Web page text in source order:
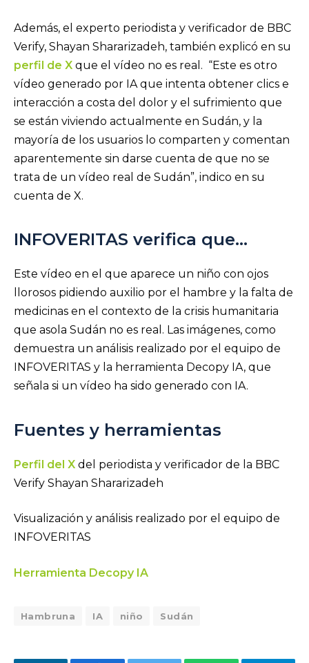
Además, el experto periodista y verificador de BBC
Verify, Shayan Shararizadeh, también explicó en su
perfil de X que el vídeo no es real. “Este es otro
vídeo generado por IA que intenta obtener clics e
interacción a costa del dolor y el sufrimiento que
se están viviendo actualmente en Sudán, y la
mayoría de los usuarios lo comparten y comentan
aparentemente sin darse cuenta de que no se
trata de un vídeo real de Sudán”, indico en su
cuenta de X.
INFOVERITAS verifica que…
Este vídeo en el que aparece un niño con ojos
llorosos pidiendo auxilio por el hambre y la falta de
medicinas en el contexto de la crisis humanitaria
que asola Sudán no es real. Las imágenes, como
demuestra un análisis realizado por el equipo de
INFOVERITAS y la herramienta Decopy IA, que
señala si un vídeo ha sido generado con IA.
Fuentes y herramientas
Perfil del X del periodista y verificador de la BBC
Verify Shayan Shararizadeh
Visualización y análisis realizado por el equipo de
INFOVERITAS
Herramienta Decopy IA
Hambruna IA niño Sudán